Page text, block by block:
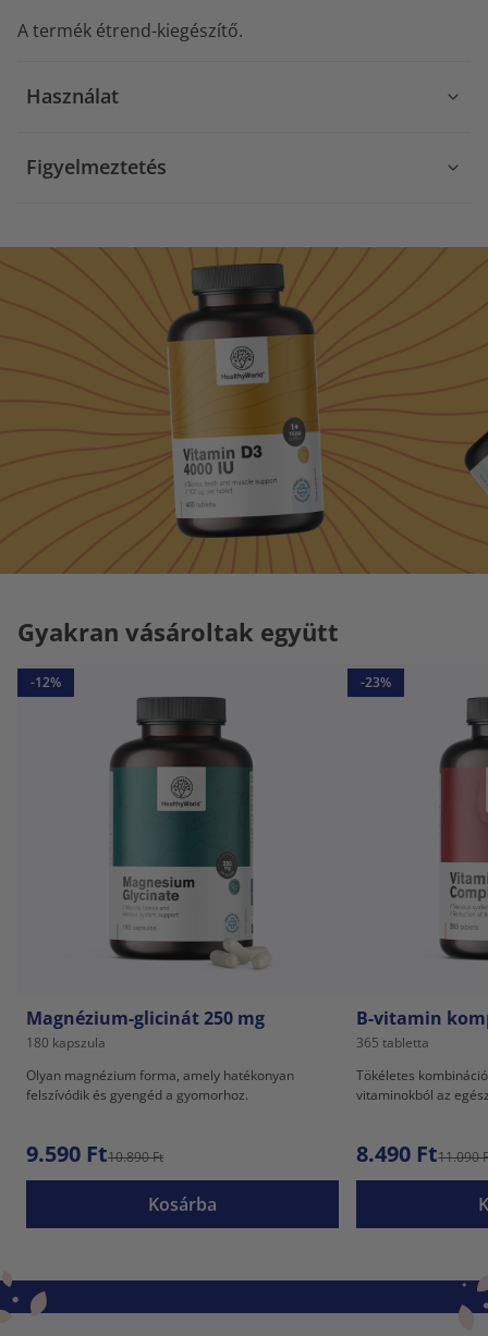
A termék étrend-kiegészítő.
Használat
Figyelmeztetés
Gyakran vásároltak együtt
-12%
Magnézium-glicinát 250 mg
180 kapszula
Olyan magnézium forma, amely hatékonyan
felszívódik és gyengéd a gyomorhoz.
9.590 Ft10.890 Ft
Kosárba
-23%
B-vitamin
365 tabletta
Tökéletes
vitaminokból az
8.490 Ft11.090